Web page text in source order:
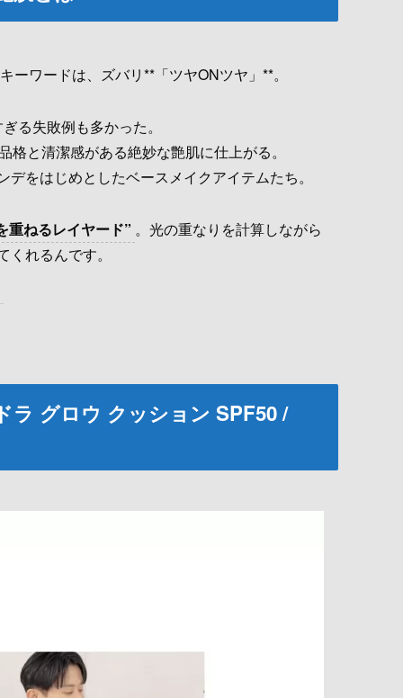
ワードは、ズバリ**「ツヤONツヤ」**。
る失敗例も多かった。
格と清潔感がある絶妙な艶肌に仕上がる。
デをはじめとしたベースメイクアイテムたち。
重ねるレイヤード” 。光の重なりを計算しながら
れるんです。
ラ グロウ クッション SPF50 /